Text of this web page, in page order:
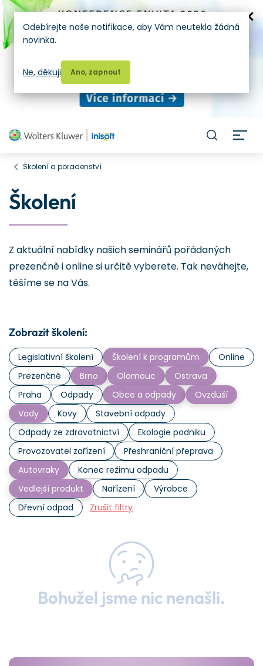
Školení a poradenství
Školení
Z aktuální nabídky našich seminářů pořádaných
prezenčně i online si určitě vyberete. Tak neváhejte,
těšíme se na Vás.
Zobrazit školení:
Legislativní školení Školení k programům
Online
Prezenčně
Brno Olomouc
Ostrava
Praha
Odpady Obce a odpady
Ovzduší
Vody
Kovy
Stavební odpady
Odpady ze zdravotnictví
Ekologie podniku
Provozovatel zařízení
Přeshraniční přeprava
Autovraky
Konec režimu odpadu
Vedlejší produkt
Nařízení
Výrobce
Dřevní odpad
Zrušit filtry
Bohužel jsme nic nenašli.
Odebírejte naše notifikace, aby Vám neutekla žádná
novinka.
Ano, zapnout
Ne, děkuji